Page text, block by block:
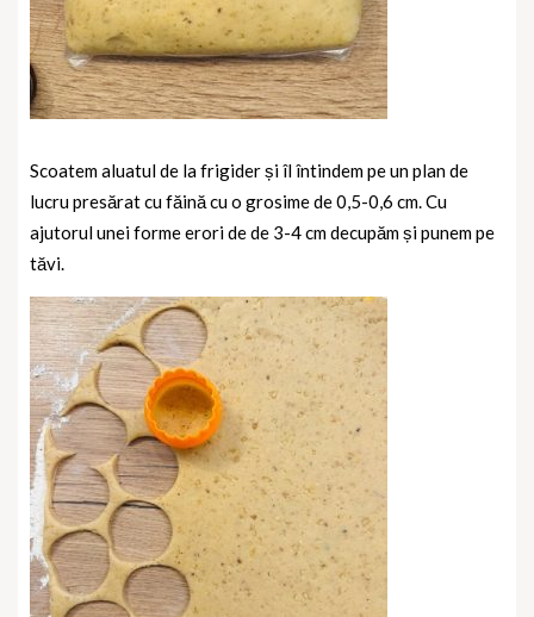
Scoatem aluatul de la frigider și îl întindem pe un plan de
lucru presărat cu făină cu o grosime de 0,5-0,6 cm. Cu
ajutorul unei forme erori de de 3-4 cm decupăm și punem pe
tăvi.